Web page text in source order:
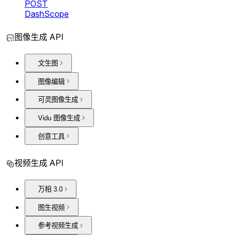
POST
DashScope
图像生成 API
文生图
图像编辑
可灵图像生成
Vidu 图像生成
创意工具
视频生成 API
万相 3.0
图生视频
参考视频生成